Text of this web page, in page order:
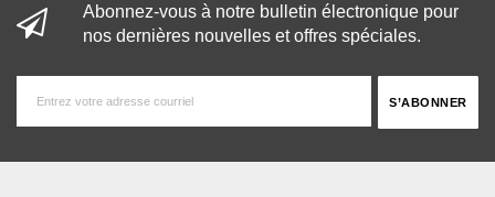
Abonnez-vous à notre bulletin électronique pour
nos dernières nouvelles et offres spéciales.